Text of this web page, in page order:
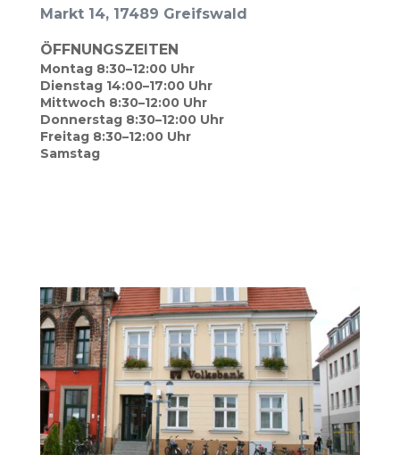
Markt 14, 17489 Greifswald
ÖFFNUNGSZEITEN
Mon­tag 8:30–12:00 Uhr
Diens­tag 14:00–17:00 Uhr
Mitt­woch 8:30–12:00 Uhr
Don­ners­tag 8:30–12:00 Uhr
Frei­tag 8:30–12:00 Uhr
Sams­tag